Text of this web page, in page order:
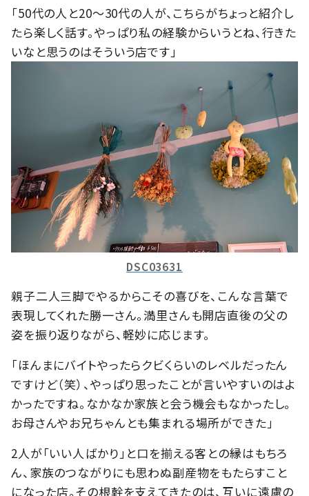
「50代の人と20～30代の人が、こちらがちょっと紹介し
たら楽しく話す。やっぱり私の経験からいうとね、行きた
いなと思うのはそういう店です」
DSC03631
親子二人三脚でやるからこその喜びを、こんな言葉で
表現してくれた勝一さん。満里さんも開店直後の父の
姿を振り返りながら、軽妙に応じます。
「ほんまにバイトやったらクビくらいのレベルだったん
ですけど（笑）、やっぱり思ったことが言いやすいのはよ
かったですね。なかなか家族と会う機会もなかったし。
お母さんやお兄ちゃんとも集まれる場所ができた」
2人が「いい人ばかり」と口を揃える客との縁はもちろ
ん、家族のつながりにも思わぬ副産物をもたらすこと
になった店。その根幹を支えてきたのは、互いに遠慮の